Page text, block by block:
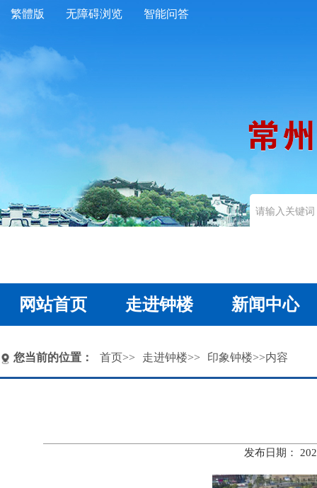
繁體版 无障碍浏览 智能问答
网站首页 走进钟楼 新闻中心
您当前的位置： 首页>> 走进钟楼>> 印象钟楼>>内容
发布日期：